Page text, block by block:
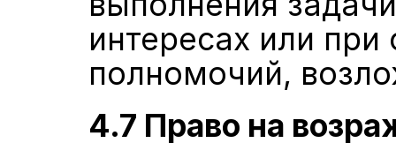
интересах или
полномочий,
4.7 Право на